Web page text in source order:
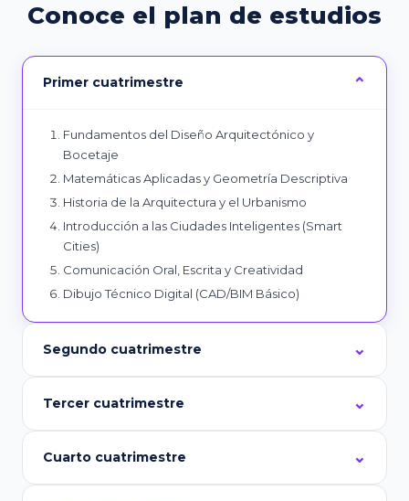
Conoce el plan de estudios
Primer cuatrimestre
Fundamentos del Diseño Arquitectónico y
Bocetaje
Matemáticas Aplicadas y Geometría Descriptiva
Historia de la Arquitectura y el Urbanismo
Introducción a las Ciudades Inteligentes (Smart
Cities)
Comunicación Oral, Escrita y Creatividad
Dibujo Técnico Digital (CAD/BIM Básico)
Segundo cuatrimestre
Tercer cuatrimestre
Cuarto cuatrimestre